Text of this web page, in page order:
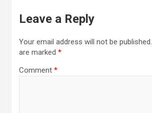
Leave a Reply
Your email address will not be published.
are marked *
Comment *